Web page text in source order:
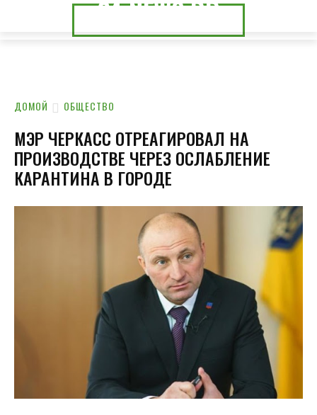
24.NEWS.CK
24.NEWS.DP
ДОМОЙ ОБЩЕСТВО
МЭР ЧЕРКАСС ОТРЕАГИРОВАЛ НА
ПРОИЗВОДСТВЕ ЧЕРЕЗ ОСЛАБЛЕНИЕ
КАРАНТИНА В ГОРОДЕ